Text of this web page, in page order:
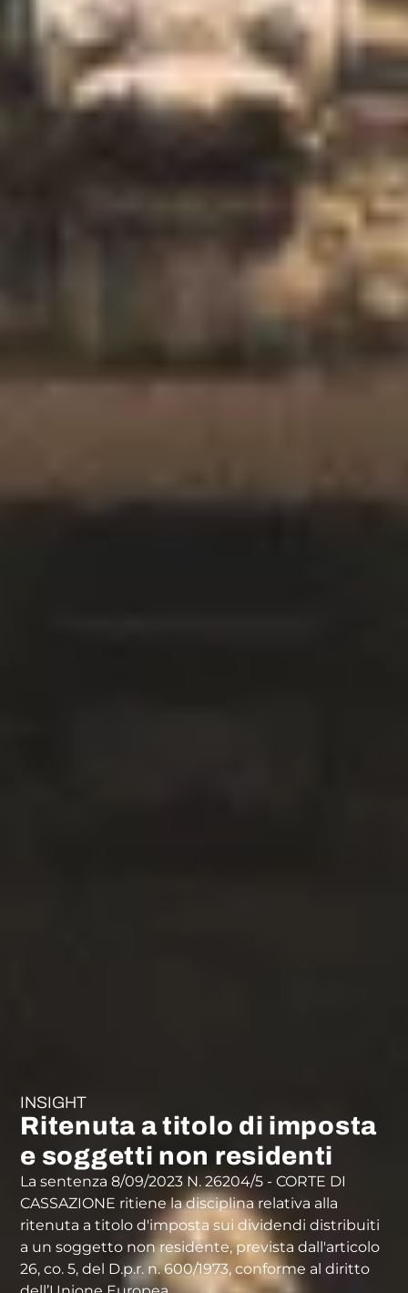
INSIGHT
Ritenuta a titolo di imposta
e soggetti non residenti
La sentenza 8/09/2023 N. 26204/5 - CORTE DI
CASSAZIONE ritiene la disciplina relativa alla
ritenuta a titolo d'imposta sui dividendi distribuiti
a un soggetto non residente, prevista dall'articolo
26, co. 5, del D.p.r. n. 600/1973, conforme al diritto